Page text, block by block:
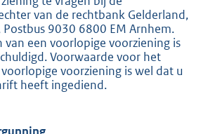
van de rechtbank Gelderland,
9030 6800 EM Arnhem.
een voorlopige voorziening is
Voorwaarde voor het
voorziening is wel dat u
heeft ingediend.